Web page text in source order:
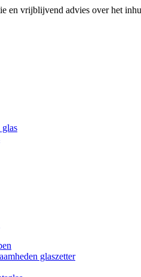
en vrijblijvend advies over het
glaszetter